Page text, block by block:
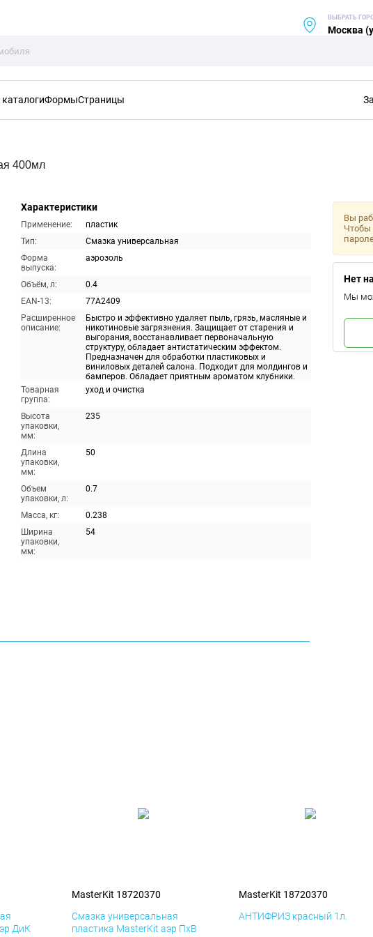
ВЫБРАТЬ
Москва
ФормыСтраницы
400мл
Характеристики
Применение:
пластик
Тип:
Смазка универсальная
Форма
выпуска:
аэрозоль
Объём, л:
0.4
EAN-13:
77A2409
Расширенное
описание:
Быстро и эффективно удаляет пыль, грязь, масляные и
никотиновые загрязнения. Защищает от старения и
выгорания, восстанавливает первоначальную
структуру, обладает антистатическим эффектом.
Предназначен для обработки пластиковых и
виниловых деталей салона. Подходит для молдингов и
бамперов. Обладает приятным ароматом клубники.
Товарная
группа:
уход и очистка
Высота
упаковки,
мм:
235
Длина
упаковки,
мм:
50
Объем
упаковки, л:
0.7
Масса, кг:
0.238
Ширина
упаковки,
мм:
54
Вы
Чтобы
Нет
Мы
ДиК
MasterKit 18720370
Смазка универсальная
пластика MasterKit аэр ПхВ
MasterKit 18720370
АНТИФРИЗ красный 1л.